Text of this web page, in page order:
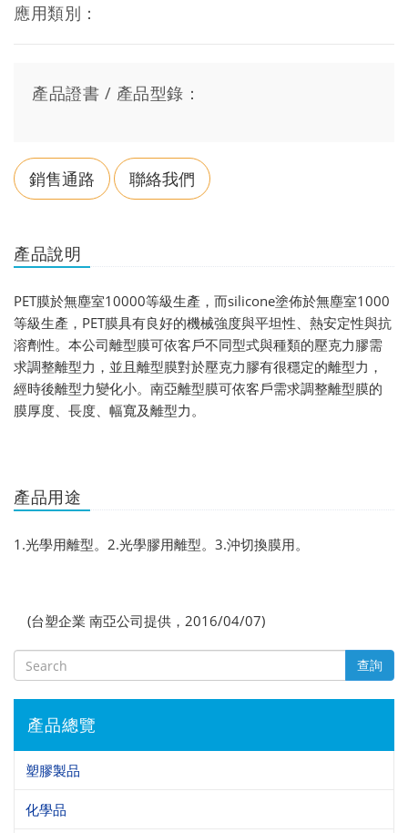
應用類別：
產品證書 / 產品型錄：
銷售通路 聯絡我們
產品說明
PET膜於無塵室10000等級生產，而silicone塗佈於無塵室1000
等級生產，PET膜具有良好的機械強度與平坦性、熱安定性與抗
溶劑性。本公司離型膜可依客戶不同型式與種類的壓克力膠需
求調整離型力，並且離型膜對於壓克力膠有很穩定的離型力，
經時後離型力變化小。南亞離型膜可依客戶需求調整離型膜的
膜厚度、長度、幅寬及離型力。
產品用途
1.光學用離型。2.光學膠用離型。3.沖切換膜用。
(台塑企業 南亞公司提供，2016/04/07)
查詢
產品總覽
塑膠製品
化學品